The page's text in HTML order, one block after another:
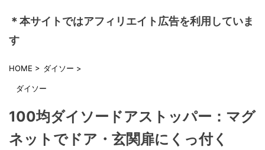
＊本サイトではアフィリエイト広告を利用していま
す
HOME > ダイソー >
ダイソー
100均ダイソードアストッパー：マグ
ネットでドア・玄関扉にくっ付く